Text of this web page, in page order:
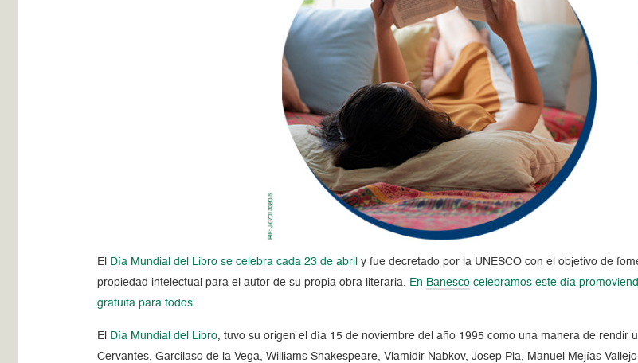
El Día Mundial del Libro se celebra cada 23 de abril y fue decretado por la UNESCO con el objetivo de
propiedad intelectual para el autor de su propia obra literaria.
En Banesco celebramos este día
gratuita para todos.
El Día Mundial del Libro , tuvo su origen el día 15 de noviembre del año 1995 como una manera de
Cervantes, Garcilaso de la Vega, Williams Shakespeare, Vlamidir Nabkov, Josep Pla, Manuel Mejías